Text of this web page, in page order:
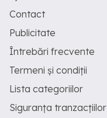
Contact
Publicitate
Întrebări frecvente
Termeni și condiții
Lista categoriilor
Siguranța tranzacțiilor